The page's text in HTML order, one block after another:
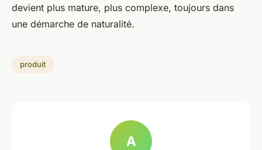
devient plus mature, plus complexe, toujours dans
une démarche de naturalité.
produit
A